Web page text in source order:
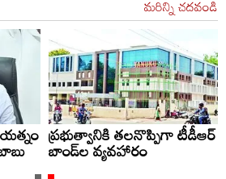
మరిన్ని చదవండి
ప్రభుత్వానికి తలనొప్పిగా టీడీఆర్‌
బాండ్‌ల వ్యవహారం